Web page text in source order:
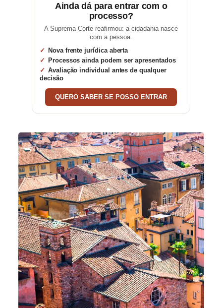
Ainda dá para entrar com o
processo?
A Suprema Corte reafirmou: a cidadania nasce
com a pessoa.
Nova frente jurídica aberta
Processos ainda podem ser apresentados
Avaliação individual antes de qualquer
decisão
QUERO SABER SE POSSO ENTRAR